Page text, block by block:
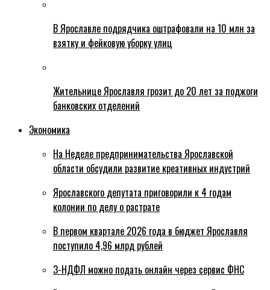
В Ярославле подрядчика оштрафовали на 10 млн за
взятку и фейковую уборку улиц
Жительнице Ярославля грозит до 20 лет за поджоги
банковских отделений
Экономика
На Неделе предпринимательства Ярославской
области обсудили развитие креативных индустрий
Ярославского депутата приговорили к 4 годам
колонии по делу о растрате
В первом квартале 2026 года в бюджет Ярославля
поступило 4,96 млрд рублей
3-НДФЛ можно подать онлайн через сервис ФНС